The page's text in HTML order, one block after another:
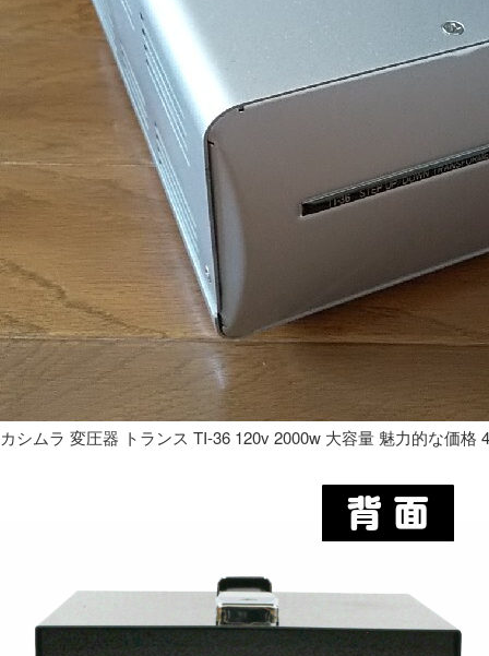
カシムラ 変圧器 トランス TI-36 120v 2000w 大容量 魅力的な価格